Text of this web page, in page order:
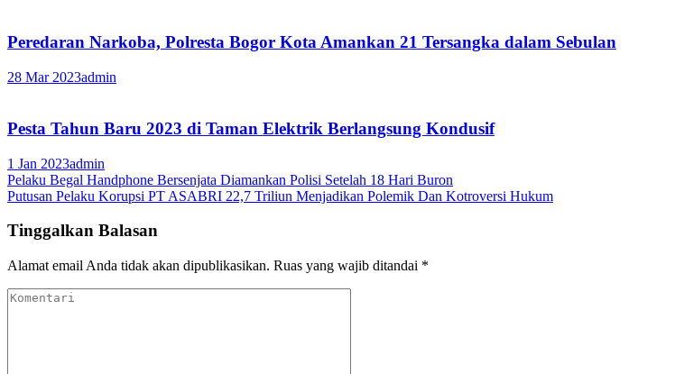
Peredaran Narkoba, Polresta Bogor Kota Amankan 21 Tersangka dalam Sebulan
28 Mar 2023admin
Pesta Tahun Baru 2023 di Taman Elektrik Berlangsung Kondusif
1 Jan 2023admin
Navigasi
pos
Pelaku Begal Handphone Bersenjata Diamankan Polisi Setelah 18 Hari Buron
Putusan Pelaku Korupsi PT ASABRI 22,7 Triliun Menjadikan Polemik Dan Kotroversi Hukum
Tinggalkan Balasan
Alamat email Anda tidak akan dipublikasikan. Ruas yang wajib ditandai *
Komentari